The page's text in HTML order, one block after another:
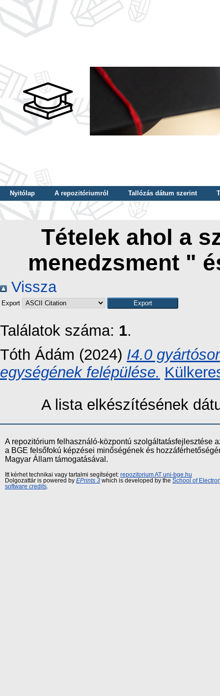
Nyitólap A repozitóriumról Tallózás dátum szerint
Tallózás szerző szerint
Tallózás nyelv szerint
Tételek ahol a
menedzsment "
Vissza
Export
Találatok száma: 1.
Tóth Ádám (2024) I4.0
egységének felépülése.
A lista elkészítésének
A repozitórium felhasználó-központú szolgáltatásfejlesztése
a BGE felsőfokú képzései minőségének és
Magyar Állam támogatásával.
Itt kérhet technikai vagy tartalmi segítséget: repozitorium AT uni-bge.hu
Dolgozattár is powered by EPrints 3 which is developed by the School of
software credits